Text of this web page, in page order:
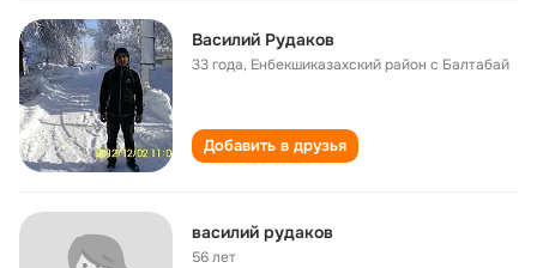
Василий Рудаков
33 года, Енбекшиказахский район с Балтабай
Добавить в друзья
василий рудаков
56 лет